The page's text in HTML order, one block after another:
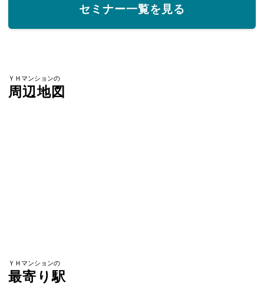
セミナー一覧を見る
ＹＨマンションの
周辺地図
ＹＨマンションの
最寄り駅